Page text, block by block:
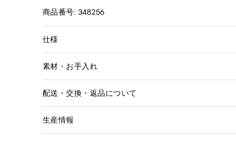
商品番号: 348256
仕様
素材・お手入れ
配送・交換・返品について
生産情報